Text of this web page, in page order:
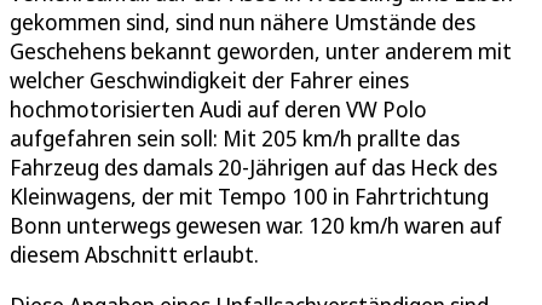
gekommen sind, sind nun nähere Umstände des
Geschehens bekannt geworden, unter anderem mit
welcher Geschwindigkeit der Fahrer eines
hochmotorisierten Audi auf deren VW Polo
aufgefahren sein soll: Mit 205 km/h prallte das
Fahrzeug des damals 20-Jährigen auf das Heck des
Kleinwagens, der mit Tempo 100 in Fahrtrichtung
Bonn unterwegs gewesen war. 120 km/h waren auf
diesem Abschnitt erlaubt.